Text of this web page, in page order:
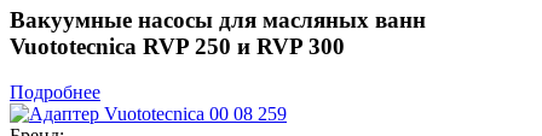
Вакуумные насосы для масляных ванн
Vuototecnica RVP 250 и RVP 300
Подробнее